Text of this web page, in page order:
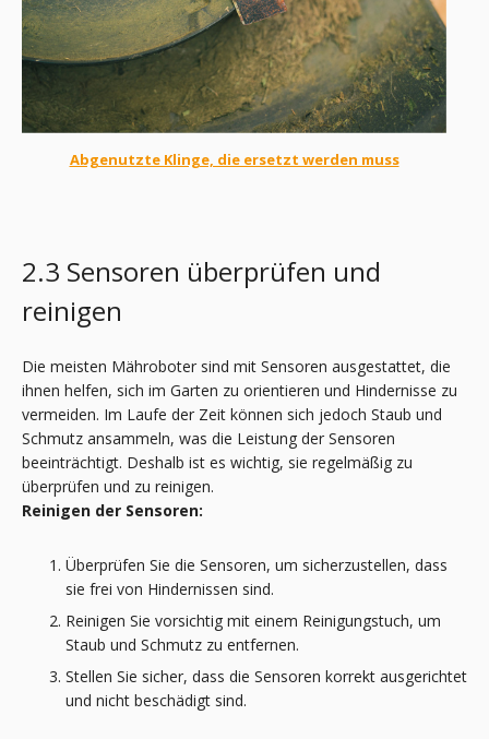
Abgenutzte Klinge, die ersetzt werden muss
2.3 Sensoren überprüfen und
reinigen
Die meisten Mähroboter sind mit Sensoren ausgestattet, die
ihnen helfen, sich im Garten zu orientieren und Hindernisse zu
vermeiden. Im Laufe der Zeit können sich jedoch Staub und
Schmutz ansammeln, was die Leistung der Sensoren
beeinträchtigt. Deshalb ist es wichtig, sie regelmäßig zu
überprüfen und zu reinigen.
Reinigen der Sensoren:
Überprüfen Sie die Sensoren, um sicherzustellen, dass
sie frei von Hindernissen sind.
Reinigen Sie vorsichtig mit einem Reinigungstuch, um
Staub und Schmutz zu entfernen.
Stellen Sie sicher, dass die Sensoren korrekt ausgerichtet
und nicht beschädigt sind.